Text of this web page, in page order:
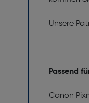
Unsere
Passend
Canon